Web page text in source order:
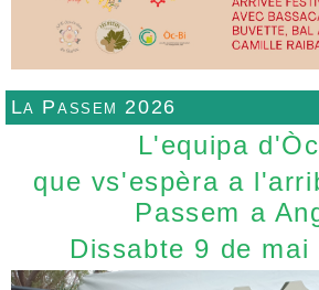
La Passem 2026
L'equipa
que vs'espèra a
Passem a
Dissabte 9 de mai